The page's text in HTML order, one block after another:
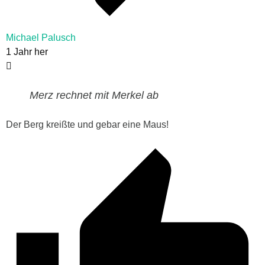
Michael Palusch
1 Jahr her
Merz rechnet mit Merkel ab
Der Berg kreißte und gebar eine Maus!